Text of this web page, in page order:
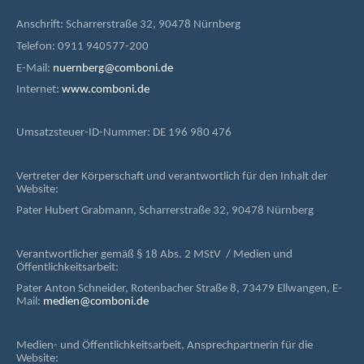
Anschrift: Scharrerstraße 32, 90478 Nürnberg
Telefon: 0911 940577-200
E-Mail: nuernberg@comboni.de
Internet: www.comboni.de
Umsatzsteuer-ID-Nummer: DE 196 980 476
Vertreter der Körperschaft und verantwortlich für den Inhalt der
Website:
Pater Hubert Grabmann, Scharrerstraße 32, 90478 Nürnberg
Verantwortlicher gemäß § 18 Abs. 2 MStV / Medien und
Öffentlichkeitsarbeit:
Pater Anton Schneider, Rotenbacher Straße 8, 73479 Ellwangen, E-
Mail: medien@comboni.de
Medien- und Öffentlichkeitsarbeit, Ansprechpartnerin für die
Website: